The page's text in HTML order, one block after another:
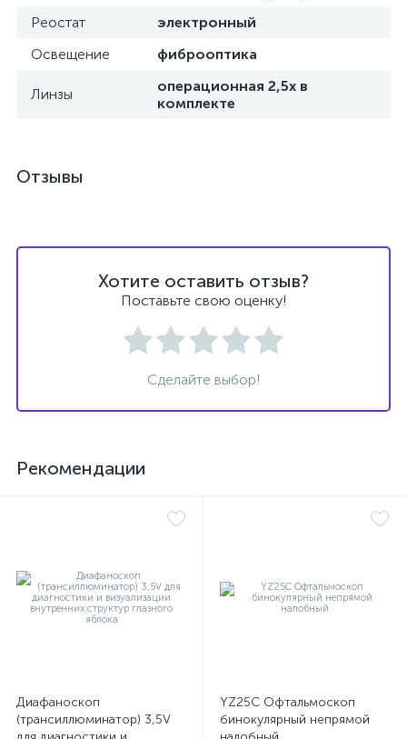
Реостат
электронный
Освещение
фиброоптика
Линзы
операционная 2,5х в
комплекте
Отзывы
Хотите оставить отзыв?
Поставьте свою оценку!
Сделайте выбор!
Рекомендации
Диафаноскоп
(трансиллюминатор) 3,5V
YZ25C Офтальмоскоп
бинокулярный непрямой